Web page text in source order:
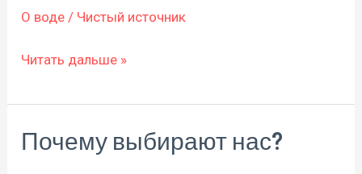
О воде / Чистый источник
наши
Читать дальше »
Почему выбирают нас?
Почему